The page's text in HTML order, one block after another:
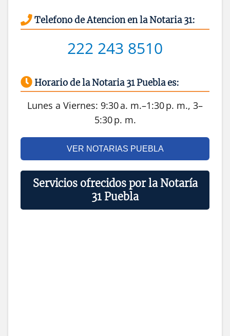
Telefono de Atencion en la Notaria 31:
222 243 8510
Horario de la Notaria 31 Puebla es:
Lunes a Viernes: 9:30 a. m.–1:30 p. m., 3–
5:30 p. m.
VER NOTARIAS PUEBLA
Servicios ofrecidos por la Notaría
31 Puebla